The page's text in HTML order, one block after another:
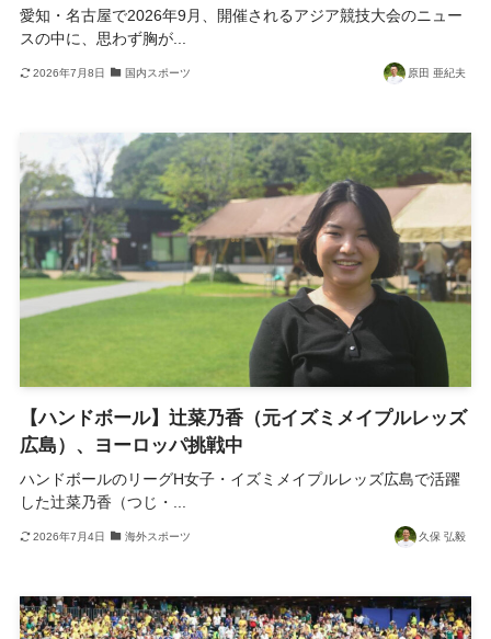
愛知・名古屋で2026年9月、開催されるアジア競技大会のニュー
スの中に、思わず胸が...
2026年7月8日 国内スポーツ 原田 亜紀夫
【ハンドボール】辻菜乃香（元イズミメイプルレッズ
広島）、ヨーロッパ挑戦中
ハンドボールのリーグH女子・イズミメイプルレッズ広島で活躍
した辻菜乃香（つじ・...
2026年7月4日 海外スポーツ 久保 弘毅